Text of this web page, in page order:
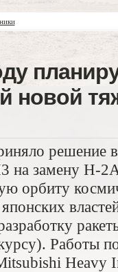
новой
решение
на замену H-
орбиту
Работы
Heavy